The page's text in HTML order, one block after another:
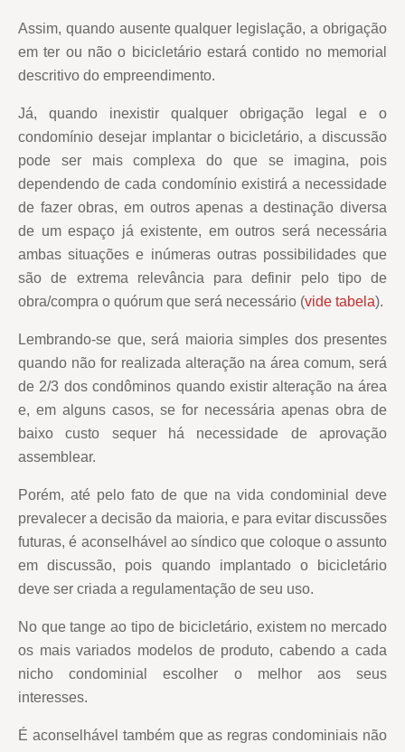
Assim, quando ausente qualquer legislação, a obrigação
em ter ou não o bicicletário estará contido no memorial
descritivo do empreendimento.
Já, quando inexistir qualquer obrigação legal e o
condomínio desejar implantar o bicicletário, a discussão
pode ser mais complexa do que se imagina, pois
dependendo de cada condomínio existirá a necessidade
de fazer obras, em outros apenas a destinação diversa
de um espaço já existente, em outros será necessária
ambas situações e inúmeras outras possibilidades que
são de extrema relevância para definir pelo tipo de
obra/compra o quórum que será necessário (vide tabela).
Lembrando-se que, será maioria simples dos presentes
quando não for realizada alteração na área comum, será
de 2/3 dos condôminos quando existir alteração na área
e, em alguns casos, se for necessária apenas obra de
baixo custo sequer há necessidade de aprovação
assemblear.
Porém, até pelo fato de que na vida condominial deve
prevalecer a decisão da maioria, e para evitar discussões
futuras, é aconselhável ao síndico que coloque o assunto
em discussão, pois quando implantado o bicicletário
deve ser criada a regulamentação de seu uso.
No que tange ao tipo de bicicletário, existem no mercado
os mais variados modelos de produto, cabendo a cada
nicho condominial escolher o melhor aos seus
interesses.
É aconselhável também que as regras condominiais não